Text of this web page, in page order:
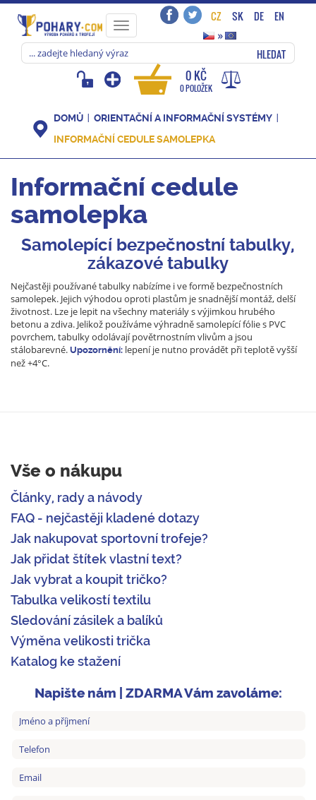
Toggle
navigation
CZ SK DE
EN
»
HLEDAT
0 KČ
0 POLOŽEK
DOMŮ
ORIENTAČNÍ A INFORMAČNÍ SYSTÉMY
INFORMAČNÍ CEDULE SAMOLEPKA
Informační cedule
samolepka
Samolepící bezpečnostní tabulky,
zákazové tabulky
Nejčastěji používané tabulky nabízíme i ve formě bezpečnostních
samolepek. Jejich výho­dou oproti plastům je snadnější montáž, delší
životnost. Lze je lepit na všechny materiály s výjimkou hrubého
betonu a zdiva. Jelikož používáme výhradně samolepící fólie s PVC
povrchem, tabulky odolávají povětrnostním vlivům a jsou
stálobarevné. Upozornění: lepení je nutno provádět při teplotě vyšší
než +4°C.
Vše o nákupu
Články, rady a návody
FAQ - nejčastěji kladené dotazy
Jak nakupovat sportovní trofeje?
Jak přidat štítek vlastní text?
Jak vybrat a koupit tričko?
Tabulka velikostí textilu
Sledování zásilek a balíků
Výměna velikosti trička
Katalog ke stažení
Napište nám | ZDARMA Vám zavoláme: